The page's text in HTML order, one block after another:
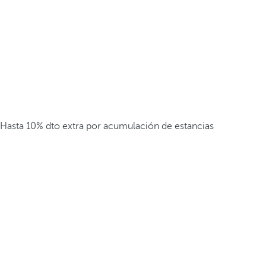
Hasta 10% dto extra por acumulación de estancias